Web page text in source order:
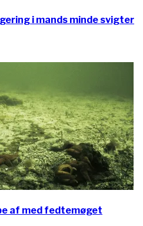
i mands minde svigter
af med fedtemøget